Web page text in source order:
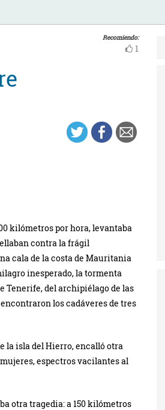
Recomiendo:
1
kilómetros por hora, levantaba
contra la frágil
cala de la costa de Mauritania
inesperado, la tormenta
Tenerife, del archipiélago de las
los cadáveres de tres
la isla del Hierro, encalló otra
espectros vacilantes al
otra tragedia: a 150 kilómetros